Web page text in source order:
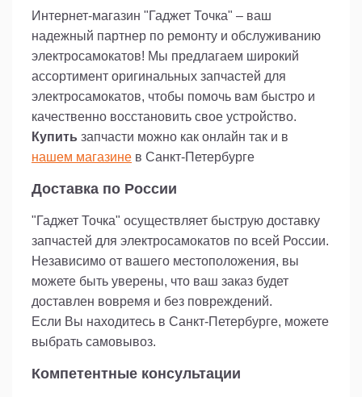
Интернет-магазин "Гаджет Точка" – ваш
надежный партнер по ремонту и обслуживанию
электросамокатов! Мы предлагаем широкий
ассортимент оригинальных запчастей для
электросамокатов, чтобы помочь вам быстро и
качественно восстановить свое устройство.
Купить запчасти можно как онлайн так и в
нашем магазине в Санкт-Петербурге
Доставка по России
"Гаджет Точка" осуществляет быструю доставку
запчастей для электросамокатов по всей России.
Независимо от вашего местоположения, вы
можете быть уверены, что ваш заказ будет
доставлен вовремя и без повреждений.
Если Вы находитесь в Санкт-Петербурге, можете
выбрать самовывоз.
Компетентные консультации